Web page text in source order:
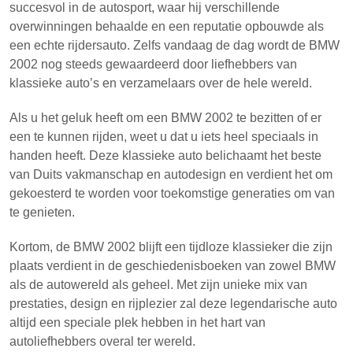
succesvol in de autosport, waar hij verschillende
overwinningen behaalde en een reputatie opbouwde als
een echte rijdersauto. Zelfs vandaag de dag wordt de BMW
2002 nog steeds gewaardeerd door liefhebbers van
klassieke auto’s en verzamelaars over de hele wereld.
Als u het geluk heeft om een BMW 2002 te bezitten of er
een te kunnen rijden, weet u dat u iets heel speciaals in
handen heeft. Deze klassieke auto belichaamt het beste
van Duits vakmanschap en autodesign en verdient het om
gekoesterd te worden voor toekomstige generaties om van
te genieten.
Kortom, de BMW 2002 blijft een tijdloze klassieker die zijn
plaats verdient in de geschiedenisboeken van zowel BMW
als de autowereld als geheel. Met zijn unieke mix van
prestaties, design en rijplezier zal deze legendarische auto
altijd een speciale plek hebben in het hart van
autoliefhebbers overal ter wereld.